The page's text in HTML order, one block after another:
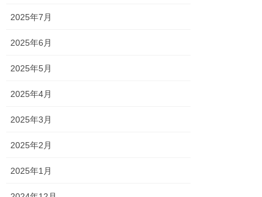
2025年7月
2025年6月
2025年5月
2025年4月
2025年3月
2025年2月
2025年1月